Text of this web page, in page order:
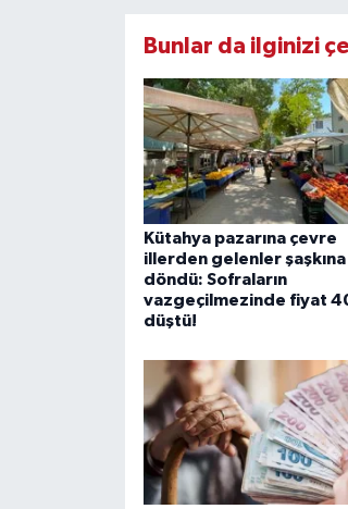
Bunlar da ilginizi
Kütahya pazarına çevre
illerden gelenler şaşkına
döndü: Sofraların
vazgeçilmezinde fiyat
düştü!